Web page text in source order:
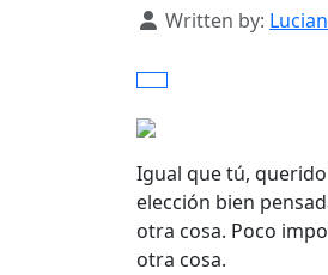
Details
Written by:
Igual que tú,
elección bien
otra cosa. Poco
otra cosa.